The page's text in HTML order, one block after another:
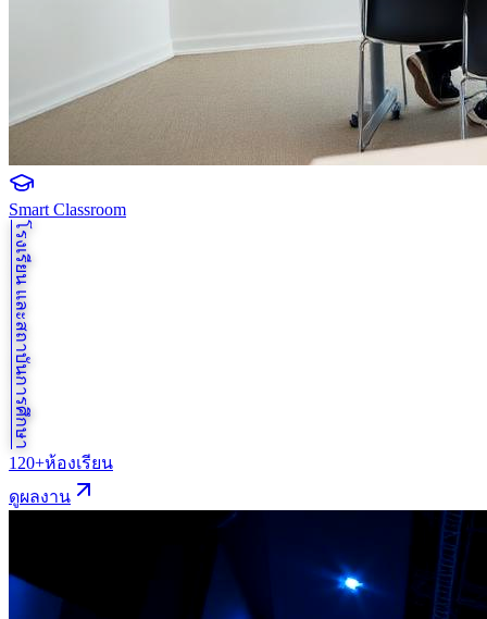
Smart Classroom
โรงเรียน และสถาบันการศึกษา
120+ห้องเรียน
ดูผลงาน